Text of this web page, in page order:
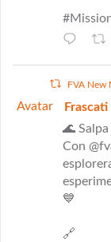
FVA New
Avatar
🌊
Con
💙
🔗